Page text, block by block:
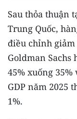
Sau thỏa thuận
Trung Quốc,
điều chỉnh
Goldman Sachs
45% xuống
GDP năm 2025
1%.